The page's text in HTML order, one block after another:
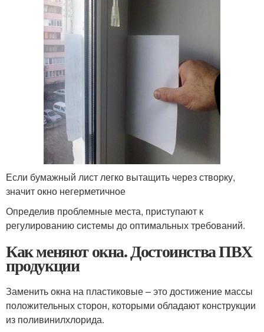
Если бумажный лист легко вытащить через створку,
значит окно негерметичное
Определив проблемные места, приступают к
регулированию системы до оптимальных требований.
Как меняют окна. Достоинства ПВХ
продукции
Заменить окна на пластиковые – это достижение массы
положительных сторон, которыми обладают конструкции
из поливинилхлорида.